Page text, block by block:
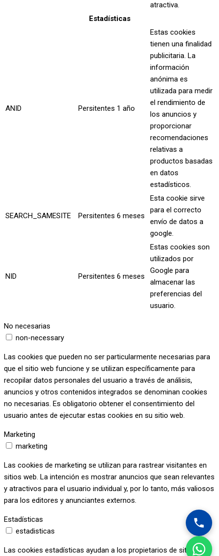
atractiva.
Estadísticas
ANID Persitentes 1 año
Estas cookies
tienen una finalidad
publicitaria. La
información
anónima es
utilizada para medir
el rendimiento de
los anuncios y
proporcionar
recomendaciones
relativas a
productos basadas
en datos
estadísticos.
SEARCH_SAMESITE Persitentes 6 meses
Esta cookie sirve
para el correcto
envío de datos a
google.
NID Persitentes 6 meses
Estas cookies son
utilizados por
Google para
almacenar las
preferencias del
usuario.
No necesarias
non-necessary
Las cookies que pueden no ser particularmente necesarias para
que el sitio web funcione y se utilizan específicamente para
recopilar datos personales del usuario a través de análisis,
anuncios y otros contenidos integrados se denominan cookies
no necesarias. Es obligatorio obtener el consentimiento del
usuario antes de ejecutar estas cookies en su sitio web.
Marketing
marketing
Las cookies de marketing se utilizan para rastrear visitantes en
sitios web. La intención es mostrar anuncios que sean relevantes
y atractivos para el usuario individual y, por lo tanto, más valiosos
para los editores y anunciantes externos.
Estadísticas
estadisticas
Las cookies estadísticas ayudan a los propietarios de sitios web